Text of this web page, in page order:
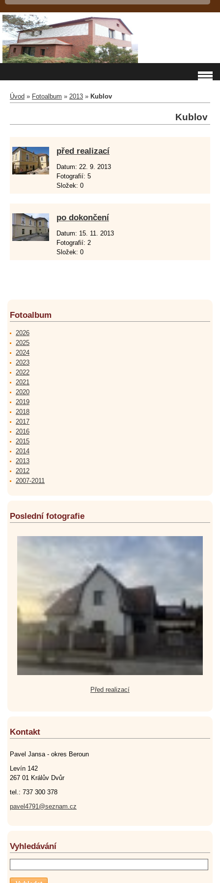
Úvod » Fotoalbum » 2013 » Kublov
Kublov
před realizací
Datum: 22. 9. 2013
Fotografií: 5
Složek: 0
po dokončení
Datum: 15. 11. 2013
Fotografií: 2
Složek: 0
Fotoalbum
2026
2025
2024
2023
2022
2021
2020
2019
2018
2017
2016
2015
2014
2013
2012
2007-2011
Poslední fotografie
Před realizací
Kontakt
Pavel Jansa - okres Beroun
Levín 142
267 01 Králův Dvůr
tel.: 737 300 378
pavel4791@seznam.cz
Vyhledávání